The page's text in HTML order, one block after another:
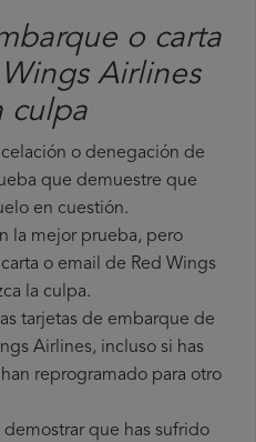
o carta
Airlines
culpa
o denegación de
que demuestre que
en cuestión.
la mejor prueba, pero
o email de Red Wings
la culpa.
tarjetas de embarque de
Airlines, incluso si has
reprogramado para otro
que has sufrido